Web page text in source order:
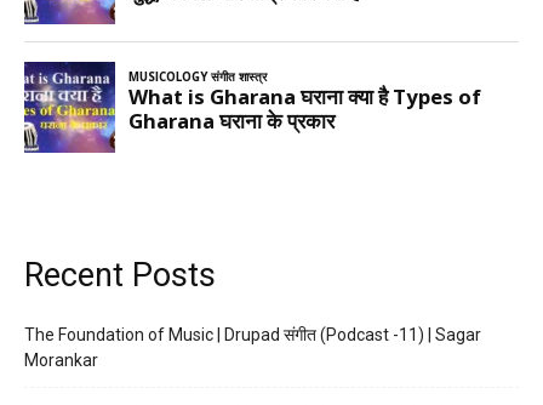
Recent Posts
The Foundation of Music | Drupad संगीत (Podcast -11) | Sagar
Morankar